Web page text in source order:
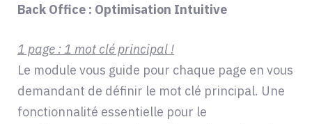
Back Office : Optimisation Intuitive
1 page : 1 mot clé principal !
Le module vous guide pour chaque page en vous
demandant de définir le mot clé principal. Une
fonctionnalité essentielle pour le